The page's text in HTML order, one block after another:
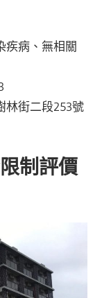
疾病、無相關
林街二段253號
制評價